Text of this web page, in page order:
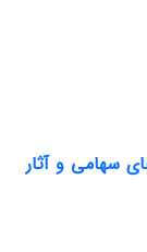
سهامی و آثار